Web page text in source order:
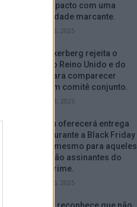
robô compacto com uma
personalidade marcante.
setembro 18, 2025
Mark Zuckerberg rejeita o
convite do Reino Unido e do
Canadá para comparecer
perante um comitê conjunto.
setembro 18, 2025
A Amazon oferecerá entrega
gratuita durante a Black Friday
e depois, mesmo para aqueles
que não são assinantes do
serviço Prime.
setembro 16, 2025